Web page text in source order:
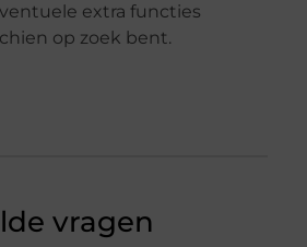
extra functies
op zoek bent.
vragen